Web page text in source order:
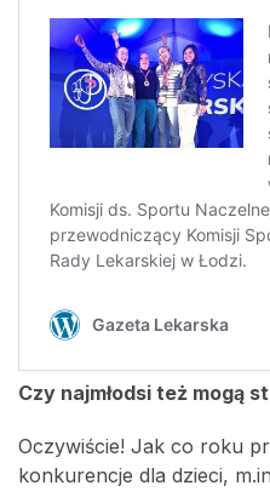
Czy najmłodsi też mogą
Oczywiście! Jak co roku
konkurencje dla dzieci,